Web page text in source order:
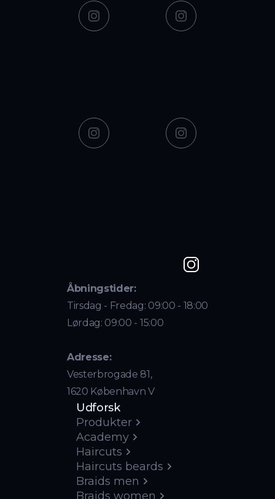
Åbningstider:
Tirsdag - Fredag: 09:00 - 18:00
Lørdag: 09:00 - 15:00
Adresse:
Vesterbrogade 81,
1620 København V
Udforsk
Produkter
Academy
Haircuts
Haircuts beards
Braids men
Braids women